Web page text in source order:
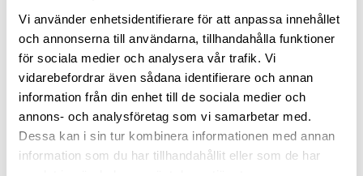
Vi använder enhetsidentifierare för att anpassa innehållet
och annonserna till användarna, tillhandahålla funktioner
för sociala medier och analysera vår trafik. Vi
vidarebefordrar även sådana identifierare och annan
information från din enhet till de sociala medier och
annons- och analysföretag som vi samarbetar med.
Dessa kan i sin tur kombinera informationen med annan
information som du har tillhandahållit eller som de har
FALLSKYDDSUTBILDNING